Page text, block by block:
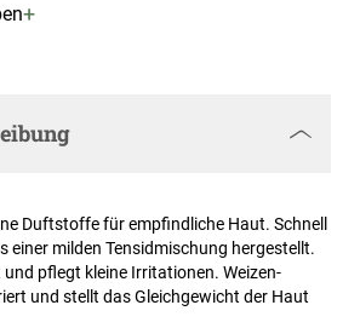
+
Duftstoffe für empfindliche Haut. Schnell
einer milden Tensidmischung hergestellt.
pflegt kleine Irritationen. Weizen-
und stellt das Gleichgewicht der Haut